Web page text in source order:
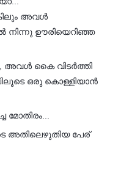
അവൾ
നിന്നു ഊരിയെറിഞ്ഞ
അവൾ കൈ വിടർത്തി
ഒരു കൊള്ളിയാൻ
മോതിരം...
അതിലെഴുതിയ പേര്